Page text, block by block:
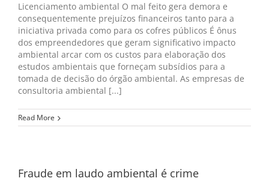
Licenciamento ambiental O mal feito gera demora e
consequentemente prejuízos financeiros tanto para a
iniciativa privada como para os cofres públicos É ônus
dos empreendedores que geram significativo impacto
ambiental arcar com os custos para elaboração dos
estudos ambientais que forneçam subsídios para a
tomada de decisão do órgão ambiental. As empresas de
consultoria ambiental [...]
Read More
Fraude em laudo ambiental é crime